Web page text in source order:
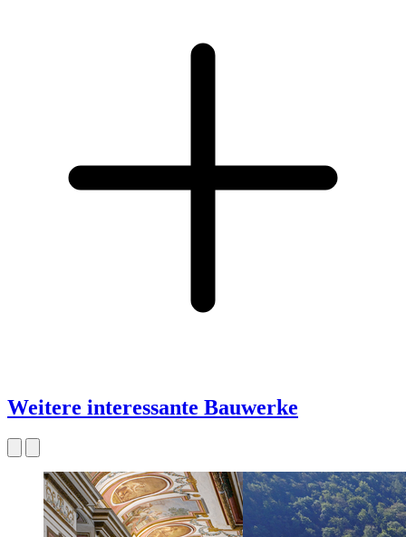
Weitere interessante Bauwerke